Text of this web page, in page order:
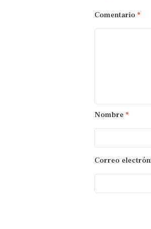
Comentario *
Nombre *
Correo